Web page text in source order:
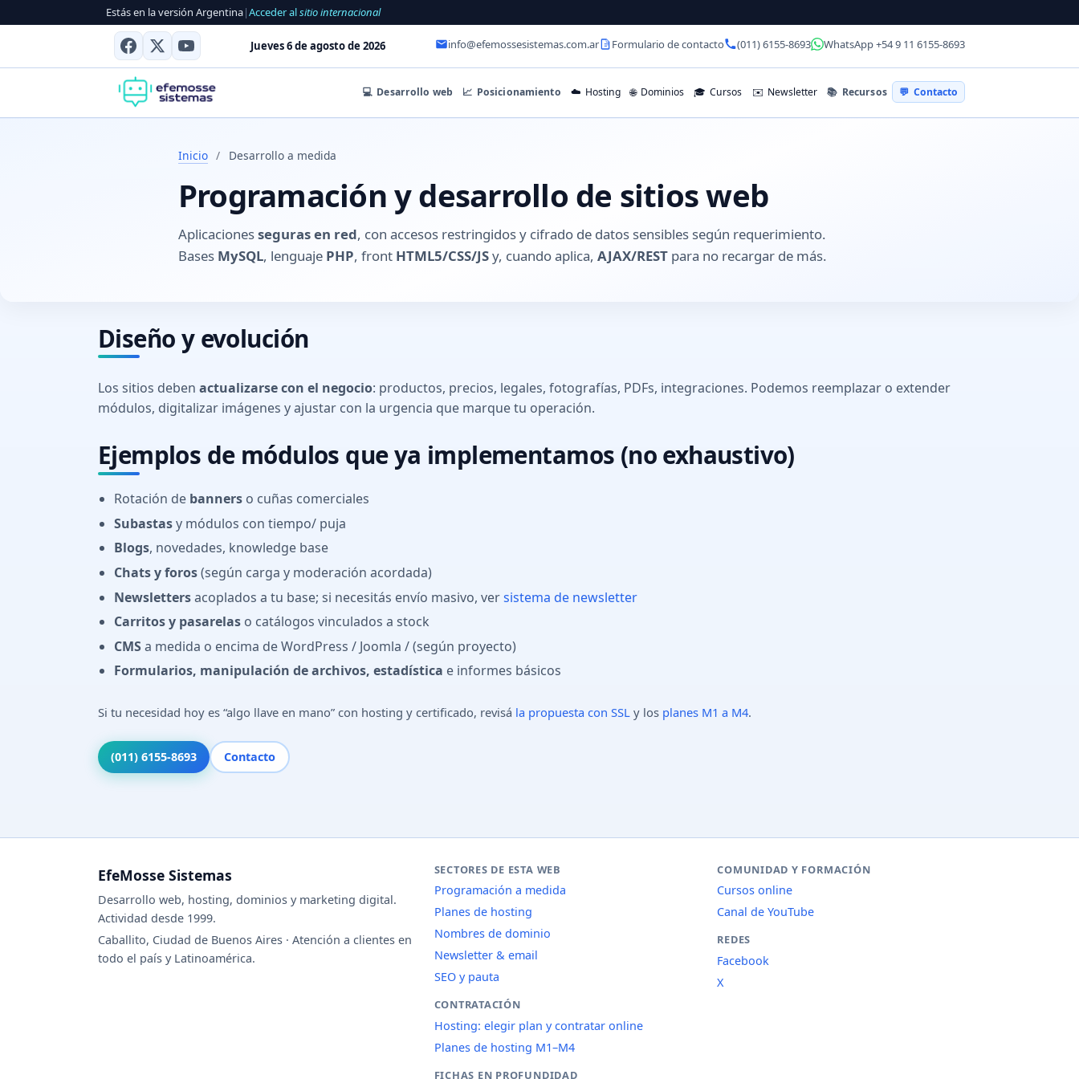
Estás en la versión Argentina|Acceder alsitio internacional
Jueves 6 de agosto de 2026 info@efemossesistemas.com.ar Formulario de contacto (011) 6155-8693 WhatsApp +54 9 11 6155-8693
💻 Desarrollo web 📈 Posicionamiento ☁️ Hosting 🌐 Dominios 🎓 Cursos ✉️ Newsletter 📚 Recursos 💬 Contacto
Inicio / Desarrollo a medida
Programación y desarrollo de sitios web
Aplicacionesseguras en red, con accesos restringidos y cifrado de datos sensibles según requerimiento.
Bases MySQL, lenguaje PHP, front HTML5/CSS/JSy, cuando aplica, AJAX/REST para no recargar de más.
Diseño y evolución
Los sitios deben actualizarse con el negocio: productos, precios, legales, fotografías, PDFs, integraciones. Podemos reemplazar o extender
módulos, digitalizar imágenes y ajustar con la urgencia que marque tu operación.
Ejemplos de módulos que ya implementamos (no exhaustivo)
Rotación de banners o cuñas comerciales
Subastasy módulos con tiempo/ puja
Blogs, novedades, knowledge base
Chats y foros(según carga y moderación acordada)
Newslettersacoplados a tu base; si necesitás envío masivo, versistema de newsletter
Carritos y pasarelas o catálogos vinculados a stock
CMSa medida o encima de WordPress / Joomla / (según proyecto)
Formularios, manipulación de archivos, estadística e informes básicos
Si tu necesidad hoy es “algo llave en mano” con hosting y certificado, revisá la propuesta con SSL y los planes M1 a M4.
(011) 6155-8693 Contacto
EfeMosse Sistemas
Desarrollo web, hosting, dominios y marketing digital.
Actividad desde 1999.
Caballito, Ciudad de Buenos Aires · Atención a clientes en
todo el país y Latinoamérica.
SECTORES DE ESTA WEB
Programación a medida
Planes de hosting
Nombres de dominio
Newsletter & email
SEO y pauta
CONTRATACIÓN
Hosting: elegir plan y contratar online
Planes de hosting M1–M4
FICHAS EN PROFUNDIDAD
COMUNIDAD Y FORMACIÓN
Cursos online
Canal de YouTube
REDES
Facebook
X